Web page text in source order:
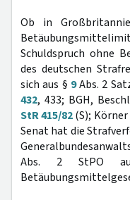
Ob in
Schuldspruch ohne
des deutschen
sich aus § 9Abs. 2
432, 433; BGH,
StR 415/82(S); Körner
Senat hat die
Abs. 2 StPO